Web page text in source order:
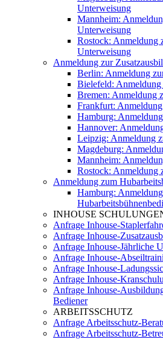
Unterweisung
Mannheim:
Unterweisung
Rostock: Anmeldung
Unterweisung
Anmeldung zur
Berlin: Anmeldung
Bielefeld:
Bremen: Anmeldung
Frankfurt:
Hamburg:
Hannover:
Leipzig: Anmeldung
Magdeburg:
Mannheim:
Rostock: Anmeldung
Anmeldung zum
Hamburg:
INHOUSE
Anfrage Inhouse-
Anfrage Inhouse-
Anfrage Inhouse-Jährliche
Anfrage Inhouse-
Anfrage Inhouse-
Anfrage Inhouse-
Anfrage Inhouse-
Bediener
ARBEITSSCHUTZ
Anfrage Arbeitsschutz-
Anfrage Arbeitsschutz-